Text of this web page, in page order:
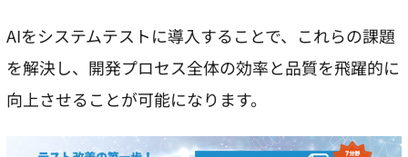
AIをシステムテストに導入することで、これらの課題
を解決し、開発プロセス全体の効率と品質を飛躍的に
向上させることが可能になります。